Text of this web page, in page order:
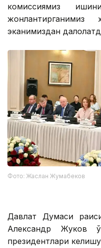
комиссиямиз
эканимиздан
Фото: Жаслан Жумабеков
Давлат Думаси
Александр Жуков
президентлари